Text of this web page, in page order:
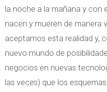
la noche a la mañana y con
nacen y mueren de manera
aceptamos esta realidad y,
nuevo mundo de
negocios en nuevas
las veces) que los